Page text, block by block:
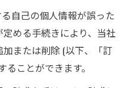
自己の個人情報が誤った
める手続きにより、当社
または削除 (以下、「訂
ことができます。